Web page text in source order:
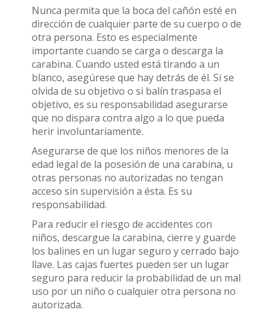
Nunca permita que la boca del cañón esté en
dirección de cualquier parte de su cuerpo o de
otra persona. Esto es especialmente
importante cuando se carga o descarga la
carabina. Cuando usted está tirando a un
blanco, asegúrese que hay detrás de él. Si se
olvida de su objetivo o si balín traspasa el
objetivo, es su responsabilidad asegurarse
que no dispara contra algo a lo que pueda
herir involuntariamente.
Asegurarse de que los niños menores de la
edad legal de la posesión de una carabina, u
otras personas no autorizadas no tengan
acceso sin supervisión a ésta. Es su
responsabilidad.
Para reducir el riesgo de accidentes con
niños, descargue la carabina, cierre y guarde
los balines en un lugar seguro y cerrado bajo
llave. Las cajas fuertes pueden ser un lugar
seguro para reducir la probabilidad de un mal
uso por un niño o cualquier otra persona no
autorizada.